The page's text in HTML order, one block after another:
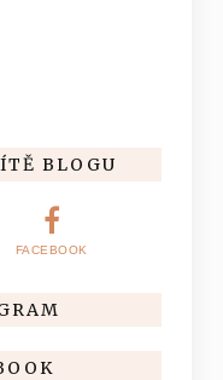
BLOGU
FACEBOOK